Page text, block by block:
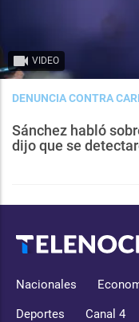
VIDEO
DENUNCIA CONTRA
Sánchez habló
dijo que se
Nacionales
Deportes Canal 4